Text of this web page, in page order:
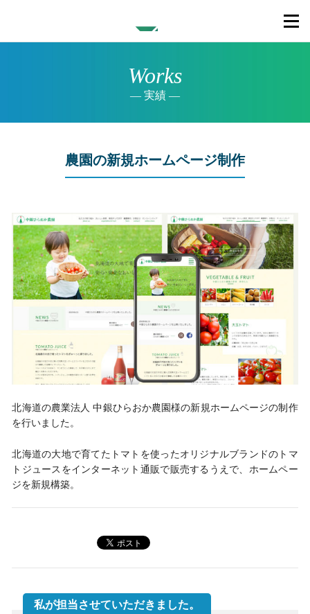
Works
実績
農園の新規ホームページ制作
北海道の農業法人 中銀ひらおか農園様の新規ホームページの制作
を行いました。
北海道の大地で育てたトマトを使ったオリジナルブランドのトマ
トジュースをインターネット通販で販売するうえで、ホームペー
ジを新規構築。
私が担当させていただきました。